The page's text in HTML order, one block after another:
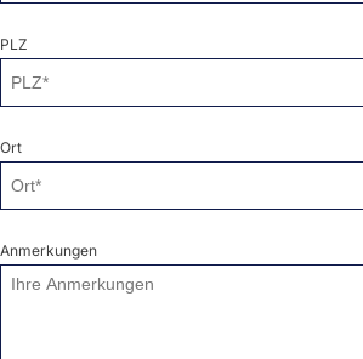
PLZ
Ort
Anmerkungen